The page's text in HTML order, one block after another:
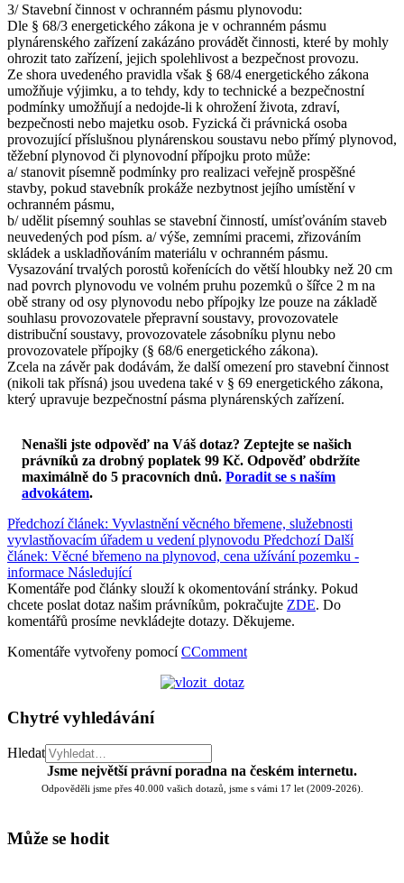
3/ Stavební činnost v ochranném pásmu plynovodu:
Dle § 68/3 energetického zákona je v ochranném pásmu
plynárenského zařízení zakázáno provádět činnosti, které by mohly
ohrozit tato zařízení, jejich spolehlivost a bezpečnost provozu.
Ze shora uvedeného pravidla však § 68/4 energetického zákona
umožňuje výjimku, a to tehdy, kdy to technické a bezpečnostní
podmínky umožňují a nedojde-li k ohrožení života, zdraví,
bezpečnosti nebo majetku osob. Fyzická či právnická osoba
provozující příslušnou plynárenskou soustavu nebo přímý plynovod,
těžební plynovod či plynovodní přípojku proto může:
a/ stanovit písemně podmínky pro realizaci veřejně prospěšné
stavby, pokud stavebník prokáže nezbytnost jejího umístění v
ochranném pásmu,
b/ udělit písemný souhlas se stavební činností, umísťováním staveb
neuvedených pod písm. a/ výše, zemními pracemi, zřizováním
skládek a uskladňováním materiálu v ochranném pásmu.
Vysazování trvalých porostů kořenících do větší hloubky než 20 cm
nad povrch plynovodu ve volném pruhu pozemků o šířce 2 m na
obě strany od osy plynovodu nebo přípojky lze pouze na základě
souhlasu provozovatele přepravní soustavy, provozovatele
distribuční soustavy, provozovatele zásobníku plynu nebo
provozovatele přípojky (§ 68/6 energetického zákona).
Zcela na závěr pak dodávám, že další omezení pro stavební činnost
(nikoli tak přísná) jsou uvedena také v § 69 energetického zákona,
který upravuje bezpečnostní pásma plynárenských zařízení.
Nenašli jste odpověď na Váš dotaz? Zeptejte se našich
právníků za drobný poplatek 99 Kč. Odpověď obdržíte
maximálně do 5 pracovních dnů. Poradit se s naším
advokátem.
Předchozí článek: Vyvlastnění věcného břemene, služebnosti
vyvlastňovacím úřadem u vedení plynovodu Předchozí Další
článek: Věcné břemeno na plynovod, cena užívání pozemku -
informace Následující
Komentáře pod články slouží k okomentování stránky. Pokud
chcete poslat dotaz našim právníkům, pokračujte ZDE. Do
komentářů prosíme nevkládejte dotazy. Děkujeme.
Komentáře vytvořeny pomocíCComment
Chytré vyhledávání
Hledat
Jsme největší právní poradna na českém internetu.
Odpověděli jsme přes 40.000 vašich dotazů, jsme s vámi 17 let (2009-2026).
Může se hodit